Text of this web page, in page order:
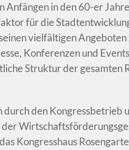
Anfängen in den 60-er
für die
vielfältigen
Konferenzen und
Struktur der gesamten
durch den Kongressbetrieb
der
Kongresshaus